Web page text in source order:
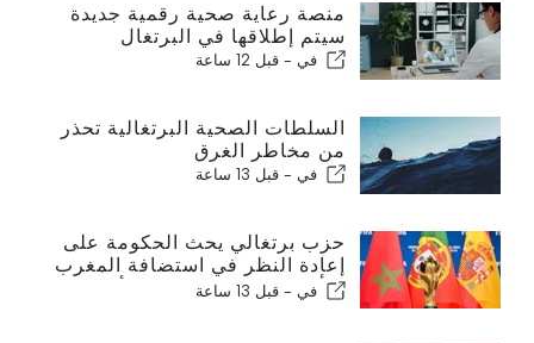
منصة رعاية صحية رقمية جديدة
سيتم إطلاقها في البرتغال
في - قبل 12 ساعة
السلطات الصحية البرتغالية تحذر
من مخاطر الغرق
في - قبل 13 ساعة
حزب برتغالي يحث الحكومة على
إعادة النظر في استضافة المغرب
في - قبل 13 ساعة